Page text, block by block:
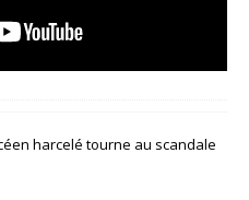
harcelé tourne au scandale